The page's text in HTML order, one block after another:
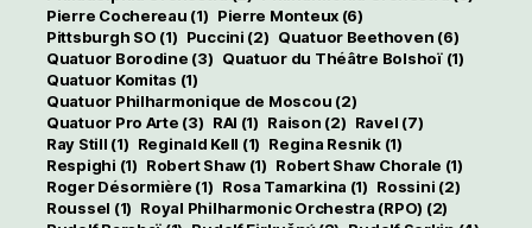
Pierre Cochereau (1) Pierre Monteux (6)
Pittsburgh SO (1) Puccini (2) Quatuor Beethoven (6)
Quatuor Borodine (3) Quatuor du Théâtre Bolshoï(1)
Quatuor Komitas (1)
Quatuor Philharmonique de Moscou (2)
Quatuor Pro Arte (3) RAI (1) Raison (2) Ravel (7)
Ray Still (1) Reginald Kell (1) Regina Resnik(1)
Respighi (1) Robert Shaw(1) Robert Shaw Chorale (1)
Roger Désormière (1) Rosa Tamarkina (1) Rossini (2)
Roussel (1) Royal Philharmonic Orchestra (RPO) (2)